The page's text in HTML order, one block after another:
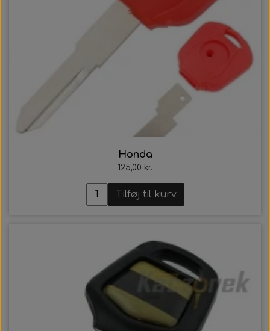
Honda
125,00 kr.
Tilføj til kurv